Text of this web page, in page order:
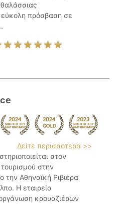
πρόσβαση σε
Δείτε περισσότερα >>
στον
στην
την Αθηναϊκή Ριβιέρα
Η εταιρεία
κρουαζιέρων